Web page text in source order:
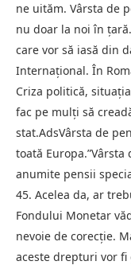
ne uităm. Vârsta de
nu doar la noi în
care vor să iasă din
Internaţional. În
Criza politică,
fac pe mulţi să
stat.AdsVârsta de
toată
anumite pensii
45. Acelea da, ar
Fondului Monetar
nevoie de corecţie.
aceste drepturi vor